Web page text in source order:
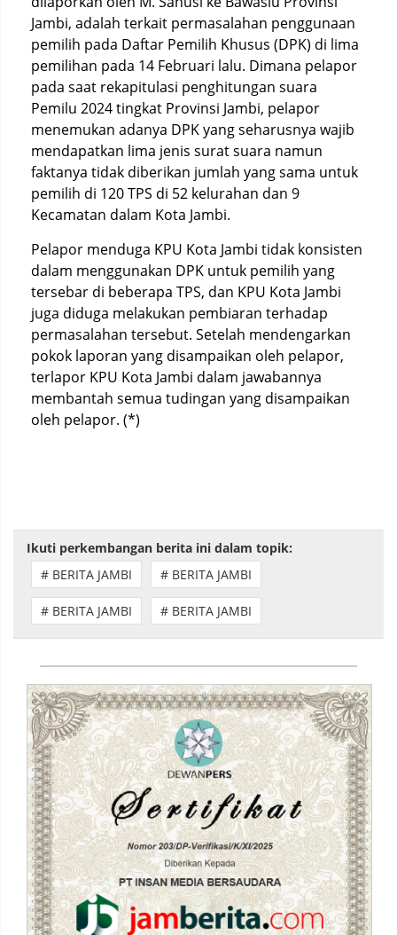
Jambi, adalah terkait permasalahan penggunaan
pemilih pada Daftar Pemilih Khusus (DPK) di lima
pemilihan pada 14 Februari lalu. Dimana pelapor
pada saat rekapitulasi penghitungan suara
Pemilu 2024 tingkat Provinsi Jambi, pelapor
menemukan adanya DPK yang seharusnya wajib
mendapatkan lima jenis surat suara namun
faktanya tidak diberikan jumlah yang sama untuk
pemilih di 120 TPS di 52 kelurahan dan 9
Kecamatan dalam Kota Jambi.
Pelapor menduga KPU Kota Jambi tidak konsisten
dalam menggunakan DPK untuk pemilih yang
tersebar di beberapa TPS, dan KPU Kota Jambi
juga diduga melakukan pembiaran terhadap
permasalahan tersebut. Setelah mendengarkan
pokok laporan yang disampaikan oleh pelapor,
terlapor KPU Kota Jambi dalam jawabannya
membantah semua tudingan yang disampaikan
oleh pelapor. (*)
Ikuti perkembangan berita ini dalam topik:
# BERITA JAMBI
# BERITA JAMBI
# BERITA JAMBI # BERITA JAMBI